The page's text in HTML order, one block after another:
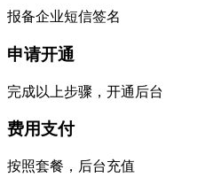
报备企业短信签名
申请开通
完成以上步骤，开通后台
费用支付
按照套餐，后台充值